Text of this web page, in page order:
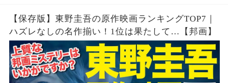
【保存版】東野圭吾の原作映画ランキングTOP7｜
ハズレなしの名作揃い！1位は果たして…【邦画】